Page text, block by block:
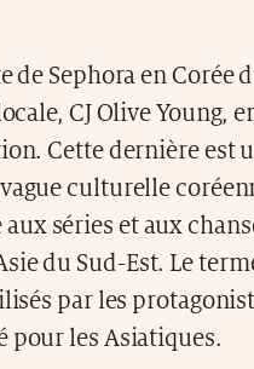
Sephora en Corée
CJ Olive Young,
Cette dernière est
culturelle
séries et aux
du Sud-Est. Le
par les
pour les Asiatiques.